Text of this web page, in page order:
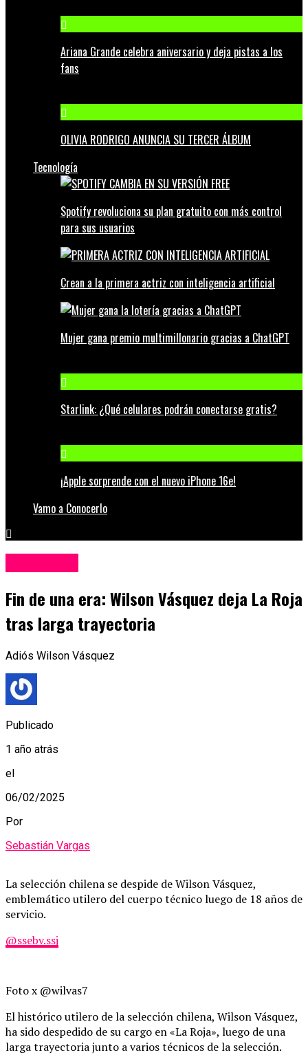
Ariana Grande celebra aniversario y deja pistas a los
fans
OLIVIA RODRIGO ANUNCIA SU TERCER ÁLBUM
Tecnología
Spotify revoluciona su plan gratuito con más control
para sus usuarios
Crean a la primera actriz con inteligencia artificial
Mujer gana premio multimillonario gracias a ChatGPT
Starlink: ¿Qué celulares podrán conectarse gratis?
¡Apple sorprende con el nuevo iPhone 16e!
Vamo a Conocerlo
Fin de una era: Wilson Vásquez deja La Roja
tras larga trayectoria
Adiós Wilson Vásquez
Publicado
1 año atrás
el
06/02/2025
Por
Sebastián Vargas
La selección chilena se despide de Wilson Vásquez,
emblemático utilero del cuerpo técnico luego de 18 años de
servicio.
@ssebv.ssj
Foto x @wilvas7
El histórico utilero de la selección chilena, Wilson Vásquez,
ha sido despedido de su cargo en «La Roja», luego de una
larga trayectoria junto a varios técnicos de la selección.